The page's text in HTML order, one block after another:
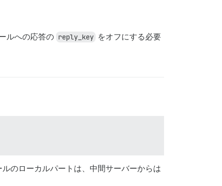
ルへの応答の reply_key をオフにする必要
のローカルパートは、中間サーバーからは